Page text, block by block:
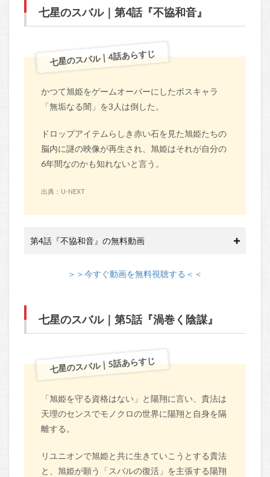
七星のスバル｜第4話『不協和音』
七星のスバル｜4話あらすじ
かつて旭姫をゲームオーバーにしたボスキャラ
「無垢なる闇」を3人は倒した。
ドロップアイテムらしき赤い石を見た旭姫たちの
脳内に謎の映像が再生され、旭姫はそれが自分の
6年間なのかも知れないと言う。
出典：U-NEXT
第4話『不協和音』の無料動画
＞＞今すぐ動画を無料視聴する＜＜
七星のスバル｜第5話『渦巻く陰謀』
七星のスバル｜5話あらすじ
「旭姫を守る資格はない」と陽翔に言い、貴法は
天理のセンスでモノクロの世界に陽翔と自身を隔
離する。
リユニオンで旭姫と共に生きていこうとする貴法
と、旭姫が願う「スバルの復活」を主張する陽翔